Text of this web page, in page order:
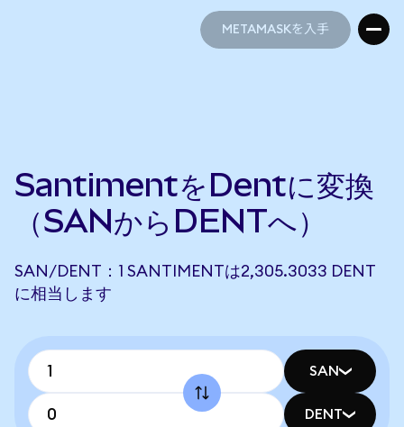
METAMASKを入手
SantimentをDentに変換
（SANからDENTへ）
SAN/DENT：1 SANTIMENTは2,305.3033 DENT
に相当します
SAN
DENT